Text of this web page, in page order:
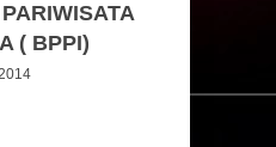
( BPPI)